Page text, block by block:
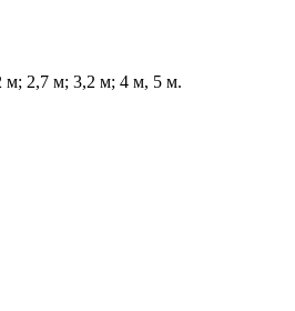
м; 2,7 м; 3,2 м; 4 м, 5 м.